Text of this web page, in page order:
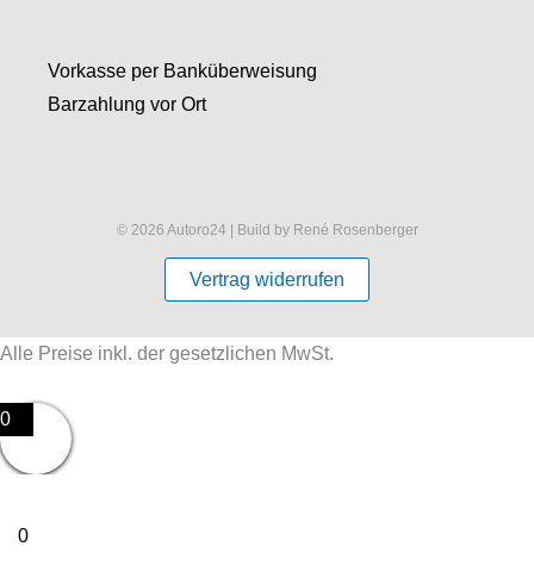
Vorkasse per Banküberweisung
Barzahlung vor Ort
© 2026 Autoro24 | Build by René Rosenberger
Vertrag widerrufen
Alle Preise inkl. der gesetzlichen MwSt.
0
0